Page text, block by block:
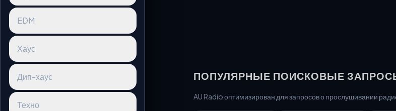
EDM
Хаус
Дип-хаус
Техно
ПОПУЛЯРНЫЕ ПОИСКОВЫЕ
AU Radio оптимизирован для запросов о прослушивании